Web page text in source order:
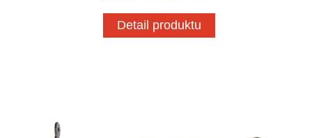
Detail produktu